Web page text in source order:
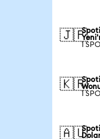
🇯🇵
1
🇰🇷
1
🇦🇺